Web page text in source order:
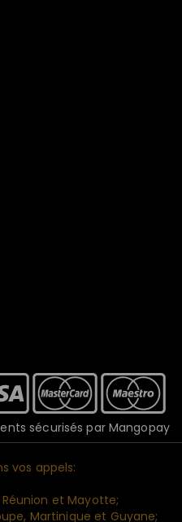
sécurisés par Mangopay
vos appels:
et Mayotte;
Martinique et Guyane;